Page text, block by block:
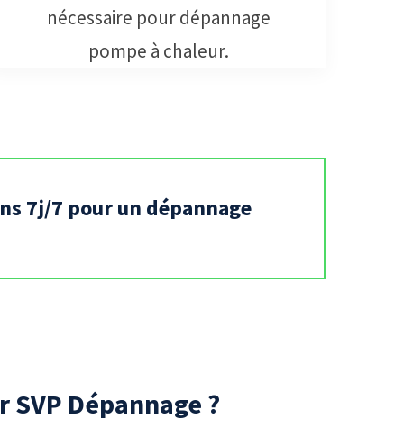
nécessaire pour dépannage
pompe à chaleur.
7j/7 pour un dépannage
Dépannage ?